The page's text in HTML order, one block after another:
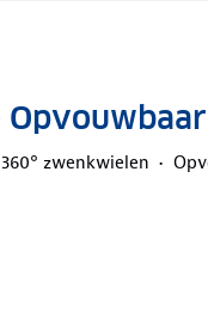
360° zwenkwielen